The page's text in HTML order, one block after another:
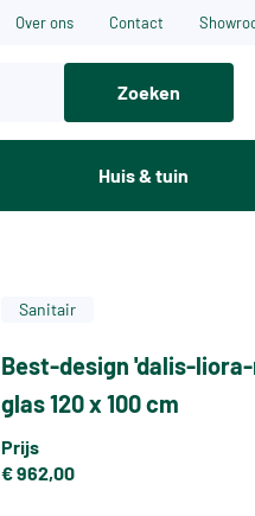
Over ons Contact
Zoeken
Huis & tuin
Sanitair
Best-design 'dalis-
glas 120 x 100 cm
Prijs
€ 962,00